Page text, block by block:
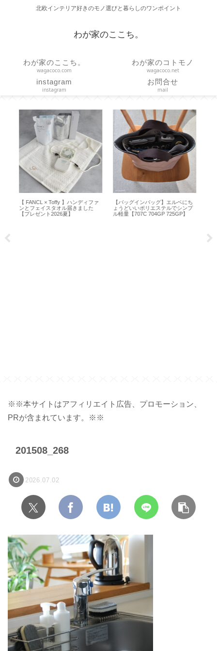
北欧インテリア好きのモノ選びと暮らしのワンポイント
わが家のここち。
わが家のここち。
wagacoco.com
わが家のコトモノ
wagacoco.net
instagram
instagram
お問合せ
mail
【 FANCL × Toffy 】ハンディファ
ンとフェイスタオル届きました
【プレゼント2026夏】
【バッグインバッグ】エルベにち
ょうどいいポリエステルでシンプ
ル軽量【707C 704GP 725GP】
※※本サイトはアフィリエイト広告、プロモーション、
PRが含まれています。※※
201508_268
2026.07.02